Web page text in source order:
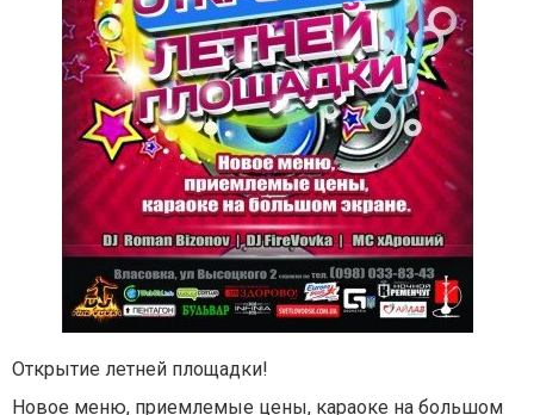
Открытие летней площадки!
Новое меню, приемлемые цены, караоке на большом